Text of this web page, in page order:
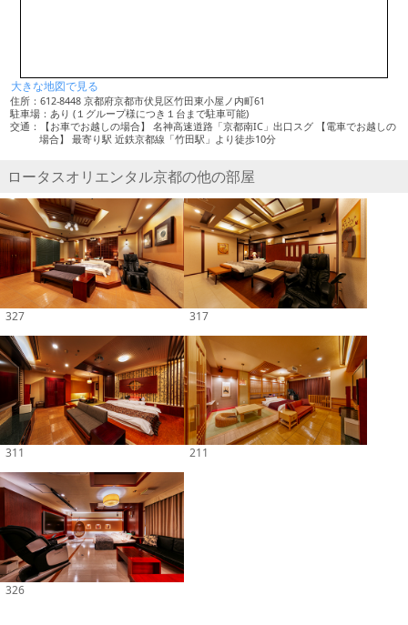
大きな地図で見る
住所：612-8448 京都府京都市伏見区竹田東小屋ノ内町61
駐車場：あり (１グループ様につき１台まで駐車可能)
交通：【お車でお越しの場合】 名神高速道路「京都南IC」出口スグ 【電車でお越しの
場合】 最寄り駅 近鉄京都線「竹田駅」より徒歩10分
ロータスオリエンタル京都の他の部屋
327 317
311 211
326